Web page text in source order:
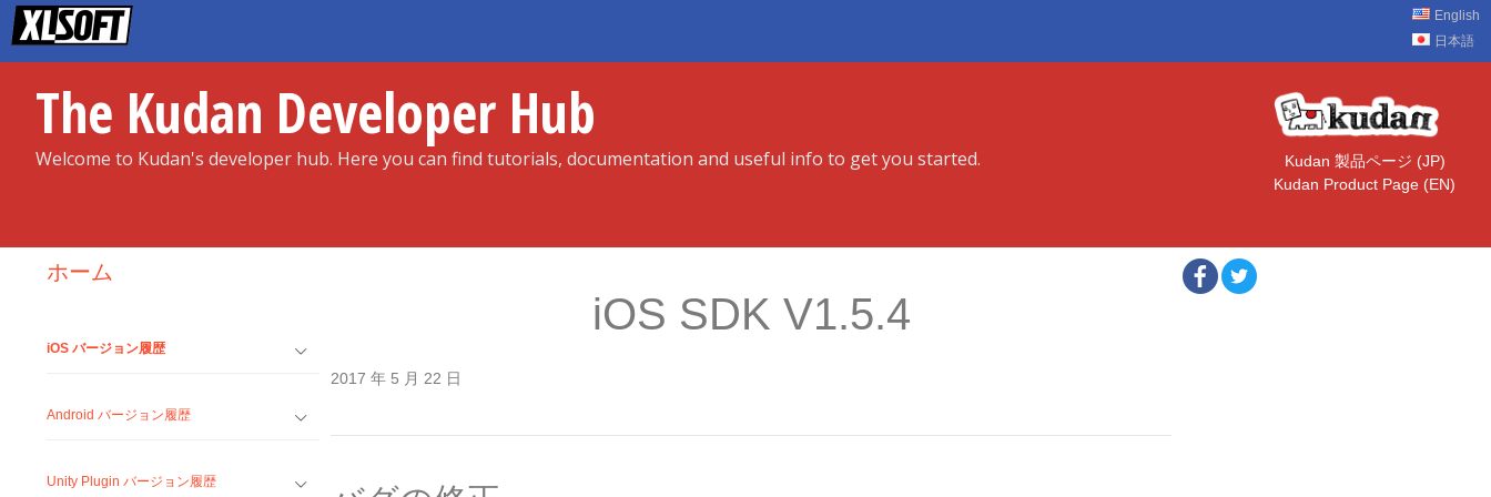
Skip
to
English
日本語
Kudan 製品ページ (JP)
Kudan Product Page (EN)
The Kudan Developer Hub
Welcome to Kudan's developer hub. Here you can find tutorials, documentation and useful info to get you started.
iOS SDK V1.5.4
2017 年 5 月 22 日
ホーム
iOS バージョン履歴
Android バージョン履歴
Unity Plugin バージョン履歴